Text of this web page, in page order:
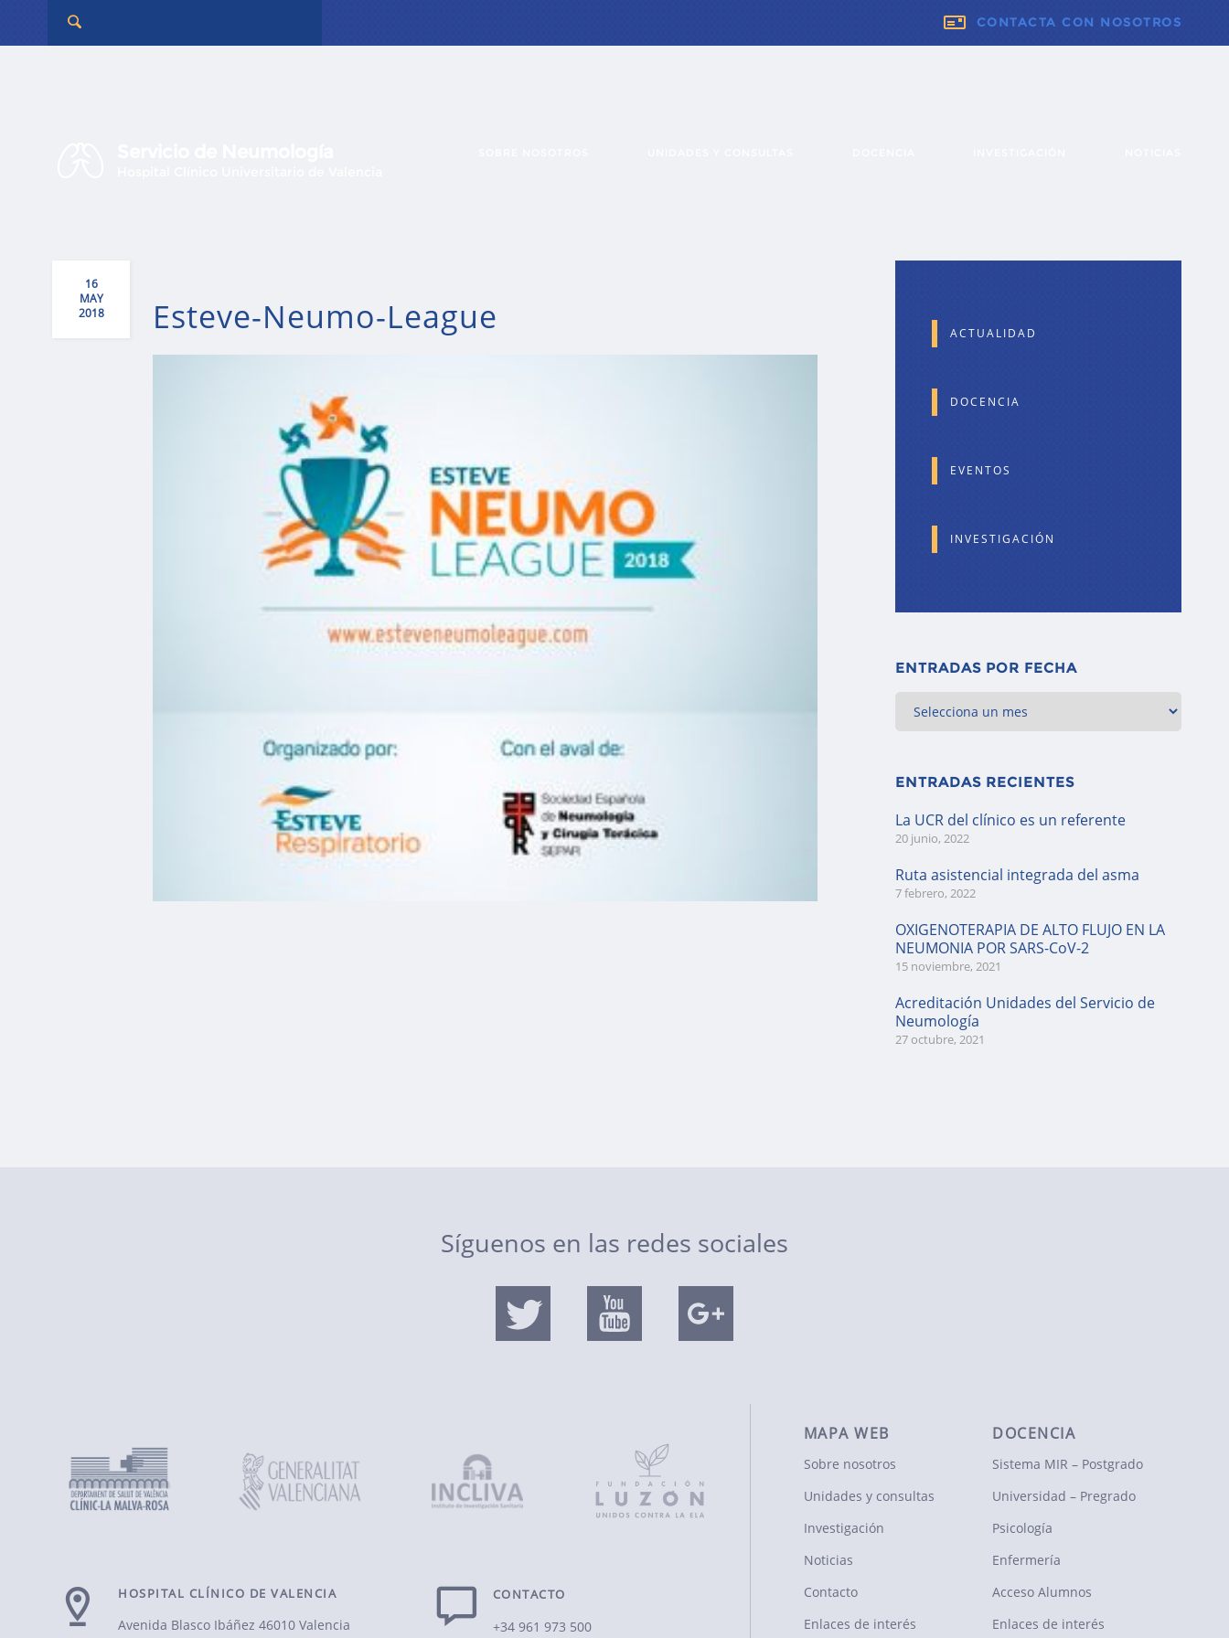
CONTACTA CON NOSOTROS
16
MAY
2018
Esteve-Neumo-League ACTUALIDAD
DOCENCIA
EVENTOS
INVESTIGACIÓN
ENTRADAS POR FECHA
ENTRADAS RECIENTES
La UCR del clínico es un referente
20 junio, 2022
Ruta asistencial integrada del asma
7 febrero, 2022
OXIGENOTERAPIA DE ALTO FLUJO EN LA
NEUMONIA POR SARS-CoV-2
15 noviembre, 2021
Acreditación Unidades del Servicio de
Neumología
27 octubre, 2021
Síguenos en las redes sociales
HOSPITAL CLÍNICO DE VALENCIA
Avenida Blasco Ibáñez 46010 Valencia
CONTACTO
+34 961 973 500
MAPA WEB
Sobre nosotros
Unidades y consultas
Investigación
Noticias
Contacto
Enlaces de interés
DOCENCIA
Sistema MIR – Postgrado
Universidad – Pregrado
Psicología
Enfermería
Acceso Alumnos
Enlaces de interés